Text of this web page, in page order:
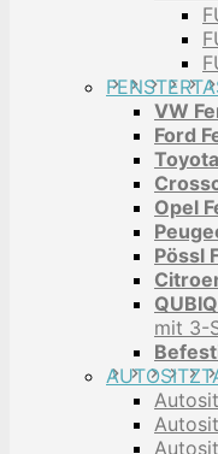
VW
Ford
Opel
Pössl
mit 3-